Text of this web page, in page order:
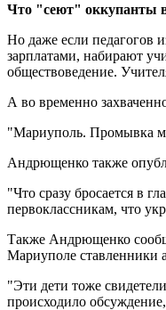
Что "сеют" оккупанты
Но даже если педагогов
зарплатами, набирают
обществоведение.
А во временно
"Мариуполь. Промывка
Андрющенко также
"Что сразу бросается в
первоклассникам, что
Также Андрющенко
Мариуполе ставленники
"Эти дети тоже
происходило